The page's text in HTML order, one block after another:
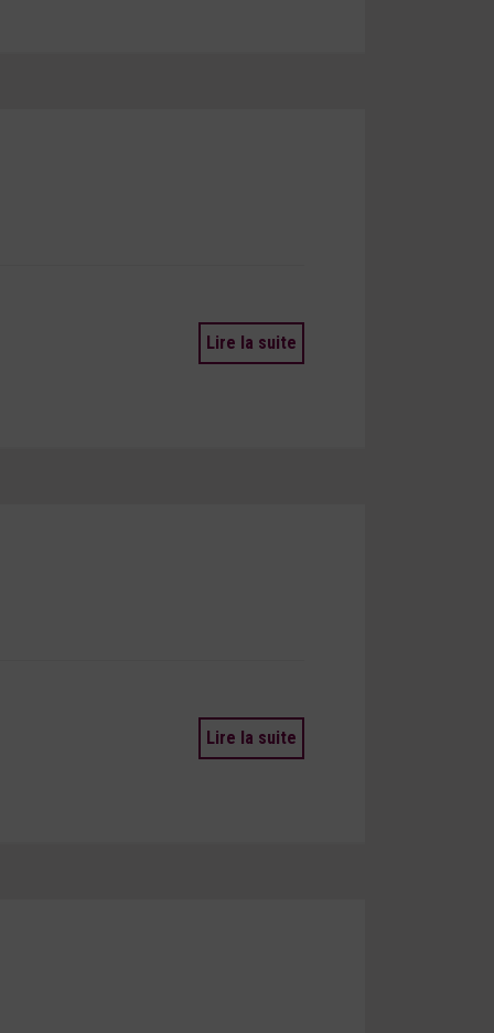
Lire la suite
Lire la suite